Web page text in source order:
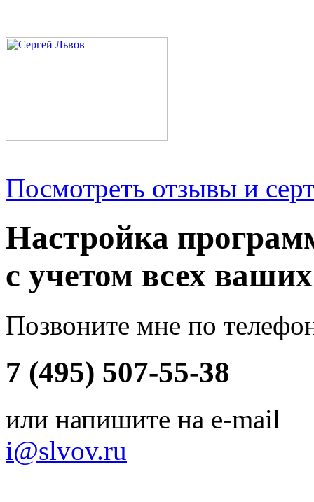
Посмотреть отзывы и
Настройка
с учетом всех
Позвоните мне по
7 (495) 507-55-38
или напишите на e-mail
i@slvov.ru